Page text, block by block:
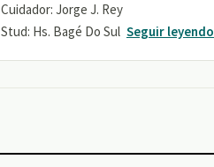
Cuidador: Jorge J. Rey
Stud: Hs. Bagé Do Sul Seguir leyendo